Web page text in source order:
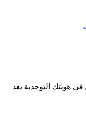
هويتك التوحدية بعد